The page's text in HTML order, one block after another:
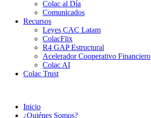
Colac al Día
Comunicados
Recursos
Leyes CAC Latam
ColacFlix
R4 GAP Estructural
Acelerador Cooperativo Financiero
Colac AI
Colac Trust
Inicio
¿Quiénes Somos?